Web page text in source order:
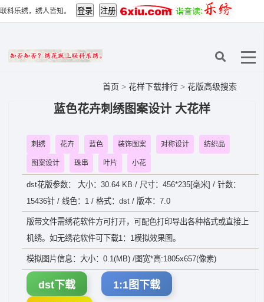
联科乐绣，绣人皆知。
首页 > 花样下载排行 > 花版高级搜索
蓝色花卉刺绣图案设计 大花样
刺绣 花卉 蓝色 装饰图案 对称设计 纺织品
图案设计 珠串 叶片 小花
dst花版参数： 大小：30.64 KB / 尺寸：456*235[毫米] / 针数：
15436针 / 线色：1 / 格式：dst / 版本：7.0
版带文件需绣花软件方可打开，可配色打印导出各种格式或直接上
机绣。如无绣花软件可下载1：1模拟效果图。
模拟图片信息：大小：0.1(MB) /图宽*高:1805x657(像素)
dst下载 1:1图下载